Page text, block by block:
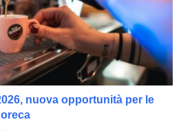
nuova opportunità per le